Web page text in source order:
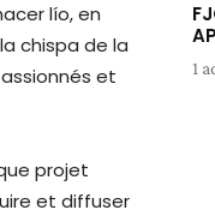
lío, en
chispa de la
et
projet
et diffuser
1